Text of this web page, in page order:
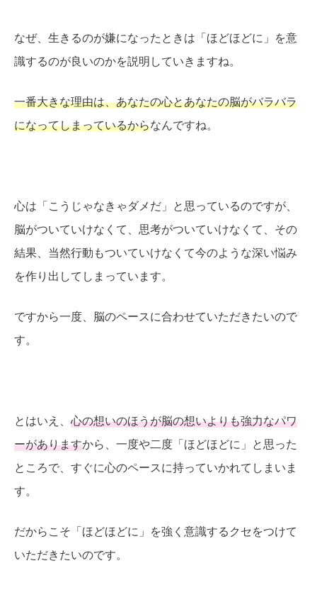
なぜ、生きるのが嫌になったときは「ほどほどに」を意
識するのが良いのかを説明していきますね。
一番大きな理由は、あなたの心とあなたの脳がバラバラ
になってしまっているからなんですね。
心は「こうじゃなきゃダメだ」と思っているのですが、
脳がついていけなくて、思考がついていけなくて、その
結果、当然行動もついていけなくて今のような深い悩み
を作り出してしまっています。
ですから一度、脳のペースに合わせていただきたいので
す。
とはいえ、 心の想いのほうが脳の想いよりも強力なパワ
ーがありますから、一度や二度「ほどほどに」と思った
ところで、すぐに心のペースに持っていかれてしまいま
す。
だからこそ「ほどほどに」を強く意識するクセをつけて
いただきたいのです。